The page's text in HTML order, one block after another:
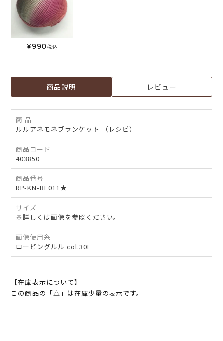
¥990税込
商品説明 レビュー
商 品
ルルアネモネブランケット （レシピ）
商品コード
403850
商品番号
RP-KN-BL011★
サイズ
※詳しくは画像を参照ください。
画像使用糸
ロービングルル col.30L
【在庫表示について】
この商品の「△」は在庫少量の表示です。